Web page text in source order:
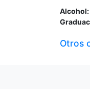
Alcohol:
Otros